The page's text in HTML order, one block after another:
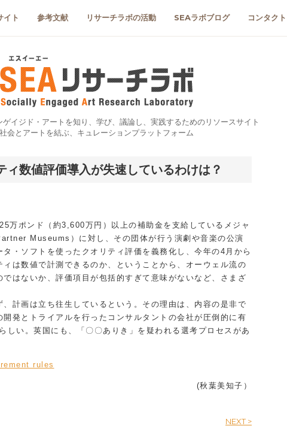
イト 参考文献 リサーチラボの活動 SEAラボブログ コンタクト
ゲイジド・アートを知り、学び、議論し、実践するためのリソースサイト
社会とアートを結ぶ、キュレーションプラットフォーム
数値評価導入が失速しているわけは？
万ポンド（約3,600万円）以上の補助金を支給しているメジャ
Museums）に対し、その団体が行う演劇や音楽の公演
・ソフトを使ったクオリティ評価を義務化し、今年の4月から
は数値で計測できるのか、ということから、オーウェル流の
はないか、評価項目が包括的すぎて意味がないなど、さまざ
計画は立ち往生しているという。その理由は、内容の是非で
発とトライアルを行ったコンサルタントの会社が圧倒的に有
い。英国にも、「〇〇ありき」を疑われる選考プロセスがあ
rules
(秋葉美知子）
NEXT >